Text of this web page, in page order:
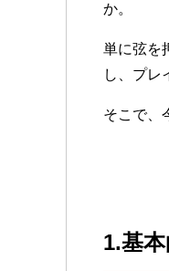
か。
単に弦を
し、プレ
そこで、
1.基